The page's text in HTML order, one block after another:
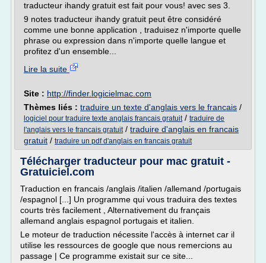
traducteur ihandy gratuit est fait pour vous! avec ses 3.
9 notes traducteur ihandy gratuit peut être considéré
comme une bonne application , traduisez n'importe quelle
phrase ou expression dans n'importe quelle langue et
profitez d'un ensemble...
Lire la suite
Site : http://finder.logicielmac.com
Thèmes liés : traduire un texte d'anglais vers le francais /
logiciel pour traduire texte anglais francais gratuit/ traduire de
l'anglais vers le francais gratuit/ traduire d'anglais en francais
gratuit / traduire un pdf d'anglais en francais gratuit
Télécharger traducteur pour mac gratuit -
Gratuiciel.com
Traduction en francais /anglais /italien /allemand /portugais
/espagnol [...] Un programme qui vous traduira des textes
courts très facilement , Alternativement du français
allemand anglais espagnol portugais et italien.
Le moteur de traduction nécessite l'accès à internet car il
utilise les ressources de google que nous remercions au
passage | Ce programme existait sur ce site...